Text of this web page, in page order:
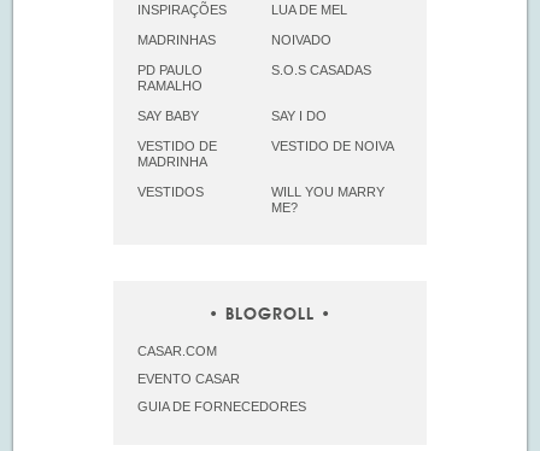
INSPIRAÇÕES LUA DE MEL
MADRINHAS NOIVADO
PD PAULO
RAMALHO
S.O.S CASADAS
SAY BABY SAY I DO
VESTIDO DE
MADRINHA
VESTIDO DE NOIVA
VESTIDOS
WILL YOU MARRY
ME?
BLOGROLL
CASAR.COM
EVENTO CASAR
GUIA DE FORNECEDORES